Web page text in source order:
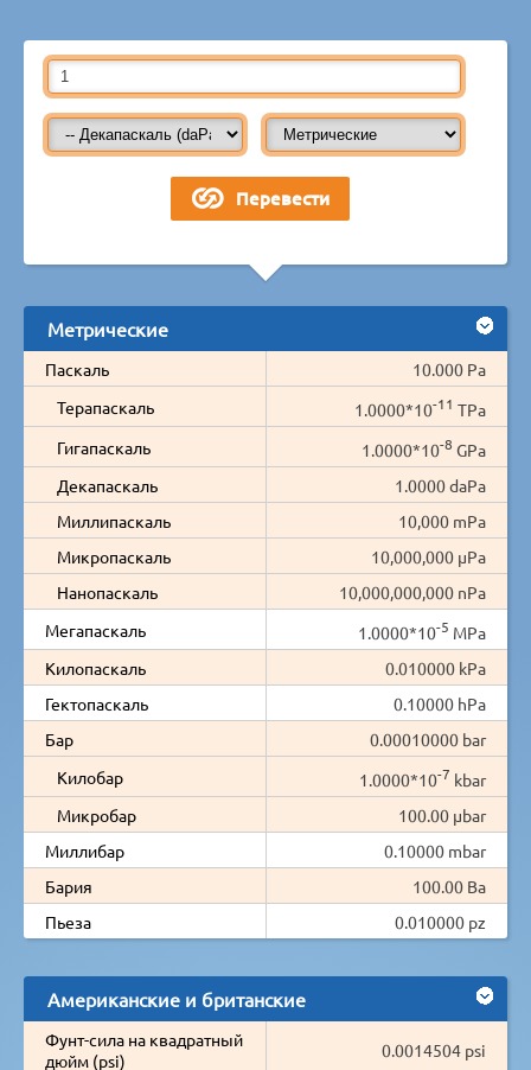
Метрические
Паскаль
10.000 Pa
Терапаскаль
1.0000*10-11 TPa
Гигапаскаль
1.0000*10-8 GPa
Декапаскаль
1.0000 daPa
Миллипаскаль
10,000 mPa
Микропаскаль
10,000,000 µPa
Нанопаскаль
10,000,000,000 nPa
Мегапаскаль
1.0000*10-5 MPa
Килопаскаль
0.010000 kPa
Гектопаскаль
0.10000 hPa
Бар
0.00010000 bar
Килобар
1.0000*10-7 kbar
Микробар
100.00 µbar
Миллибар
0.10000 mbar
Бария
100.00 Ba
Пьеза
0.010000 pz
Американские и британские
Фунт-сила на квадратный
дюйм (psi)
0.0014504 psi